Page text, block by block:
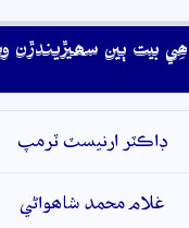
ھِي بيت ٻين سھيڙيندڙن
ڊاڪٽر ارنيسٽ ٽرمپ
غلام محمد شاھواڻي